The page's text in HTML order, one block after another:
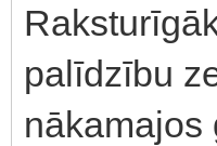
palīdzību
nākamajos